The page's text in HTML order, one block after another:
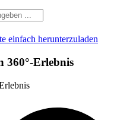
einfach herunterzuladen
360°-Erlebnis